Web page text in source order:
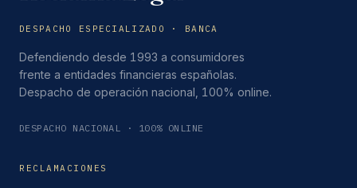
DESPACHO ESPECIALIZADO · BANCA
Defendiendo desde 1993 a consumidores
frente a entidades financieras españolas.
Despacho de operación nacional, 100% online.
DESPACHO NACIONAL · 100% ONLINE
RECLAMACIONES